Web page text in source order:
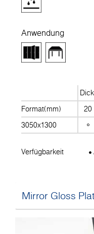
Anwendung
Format(mm)
20
3050x1300
Verfügbarkeit
Mirror Gloss